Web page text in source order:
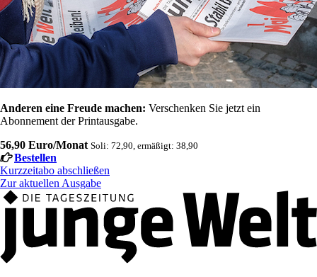
Anderen eine Freude machen: Verschenken Sie jetzt ein
Abonnement der Printausgabe.
56,90 Euro/Monat Soli: 72,90, ermäßigt: 38,90
Bestellen
Kurzzeitabo abschließen
Zur aktuellen Ausgabe